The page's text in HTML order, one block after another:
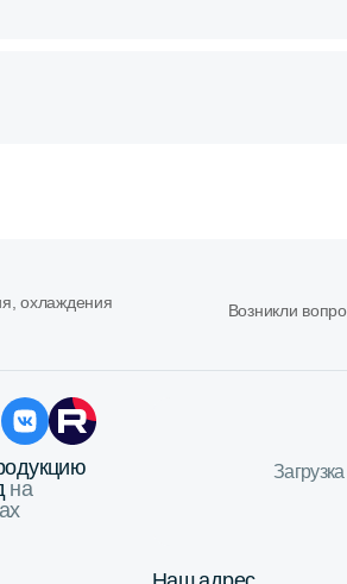
охлаждения
Возникли
на